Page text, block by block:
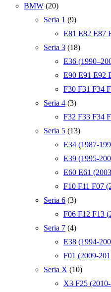
BMW (20)
Seria 1 (9)
E81 E82 E87
Seria 3 (18)
E36
E90 E91 E92
F30 F31 F34
Seria 4 (3)
F32 F33 F34
Seria 5 (13)
E34 (1987-
E39 (1995-
E60 E61
F10 F11 F07
Seria 6 (3)
F06 F12 F13
Seria 7 (4)
E38 (1994-
F01 (2009-
Seria X (10)
X3 F25